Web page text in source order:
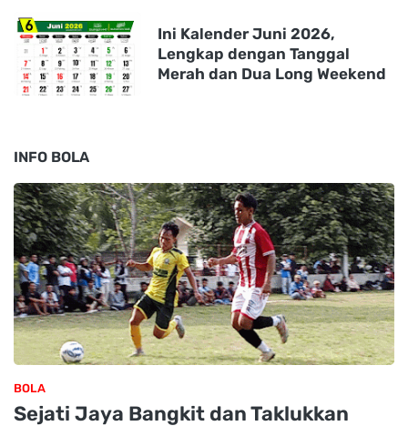
Ini Kalender Juni 2026,
Lengkap dengan Tanggal
Merah dan Dua Long Weekend
INFO BOLA
BOLA
Sejati Jaya Bangkit dan Taklukkan